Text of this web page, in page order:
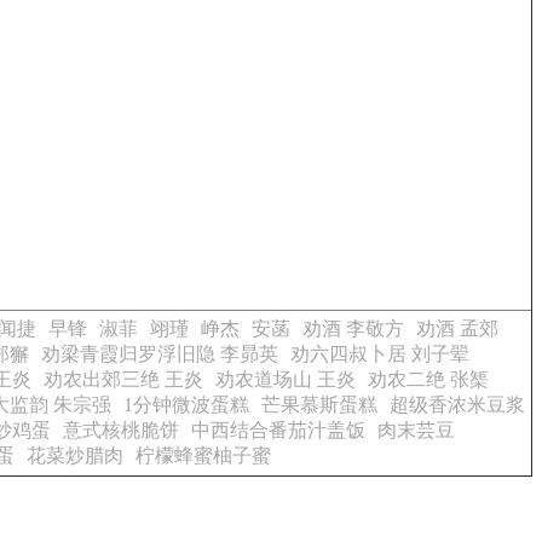
捷 早锋 淑菲 翊瑾 峥杰 安菡 劝酒 李敬方
劝酒 孟郊
獬
劝梁青霞归罗浮旧隐 李昴英
劝六四叔卜居 刘子翚
炎
劝农出郊三绝 王炎 劝农道场山 王炎
劝农二绝 张榘
监韵 朱宗强
1分钟微波蛋糕 芒果慕斯蛋糕
超级香浓米豆浆
鸡蛋
意式核桃脆饼 中西结合番茄汁盖饭
肉末芸豆
花菜炒腊肉 柠檬蜂蜜柚子蜜